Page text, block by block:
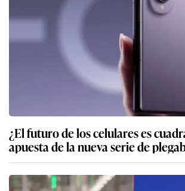
¿El futuro de los celulares es
apuesta de la nueva serie de